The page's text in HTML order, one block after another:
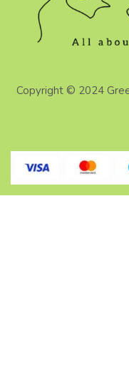
Copyright © 2024